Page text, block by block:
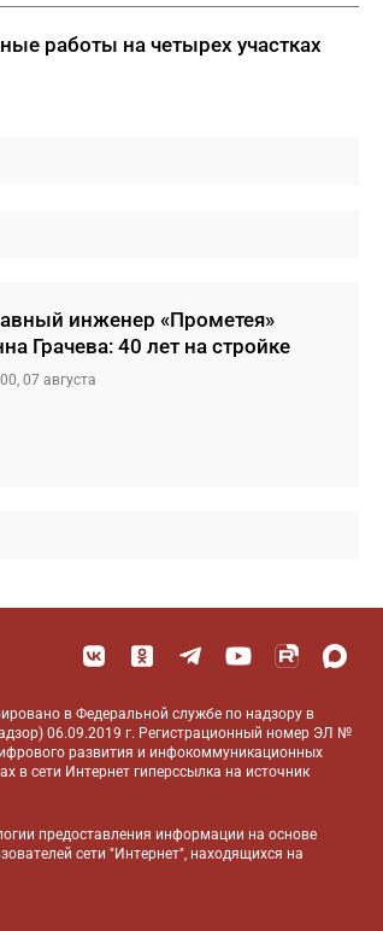
работы на четырех участках
инженер «Прометея»
Грачева: 40 лет на стройке
07 августа
в Федеральной службе по надзору в
06.09.2019 г. Регистрационный номер ЭЛ №
развития и инфокоммуникационных
сети Интернет гиперссылка на источник
предоставления информации на основе
сети "Интернет", находящихся на